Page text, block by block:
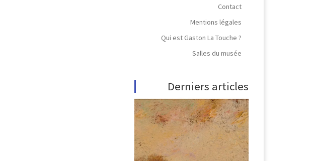
Contact
Mentions légales
Qui est Gaston La Touche ?
Salles du musée
Derniers articles